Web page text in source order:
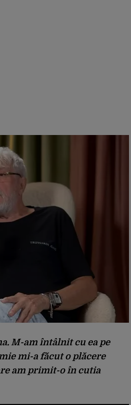
M-am întâlnit cu ea pe
mi-a făcut o plăcere
am primit-o în cutia